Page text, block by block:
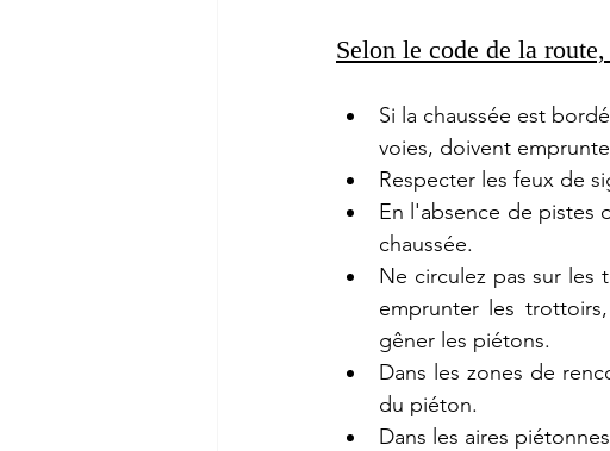
Selon le code de la
Si la chaussée est
voies, doivent
Respecter les feux de
En l'absence de pistes
chaussée.
Ne circulez pas sur les
emprunter les
gêner les piétons.
Dans les zones de
du piéton.
Dans les aires